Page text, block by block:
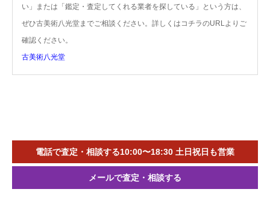
い」または「鑑定・査定してくれる業者を探している」という方は、
ぜひ古美術八光堂までご相談ください。詳しくはコチラのURLよりご
確認ください。
古美術八光堂
電話で査定・相談する10:00〜18:30 土日祝日も営業
メールで査定・相談する